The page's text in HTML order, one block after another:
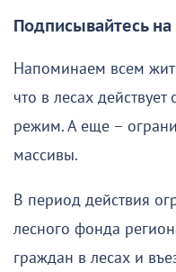
Подписывайтесь
Напоминаем всем
что в лесах
режим. А еще –
массивы.
В период действия
лесного фонда
граждан в лесах и